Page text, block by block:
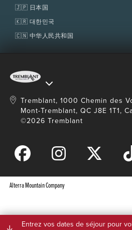
Entrez vos dates de séjour pour
🇯🇵 日本国
🇰🇷 대한민국
🇨🇳 中华人民共和国
Tremblant, 1000 Chemin des
Mont-Tremblant, QC J8E 1T1,
©2026 Tremblant
Alterra Mountain Company